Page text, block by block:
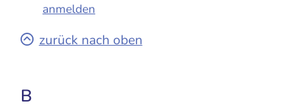
anmelden
zurück nach oben
B